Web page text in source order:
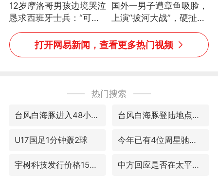
12岁摩洛哥男孩边境哭泣
恳求西班牙士兵：“可不
可以不要把我遣返回国”
国外一男子遭章鱼吸脸，
上演“拔河大战”，硬扯加
铁棒敲打方才挣脱
打开网易新闻，查看更多热门视频
热门搜索
台风白海豚进入48小时警戒线 台风白海豚登陆地点更新
U17国足1分钟轰2球 今年已有4位周星驰电影配角去世
宇树科技发行价格150.80元/股 中方回应是否在太平洋海底开采稀土